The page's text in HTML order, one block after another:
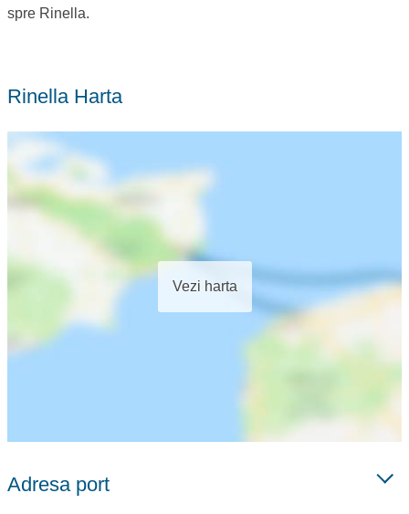
spre Rinella.
Rinella Harta
Vezi harta
Adresa port